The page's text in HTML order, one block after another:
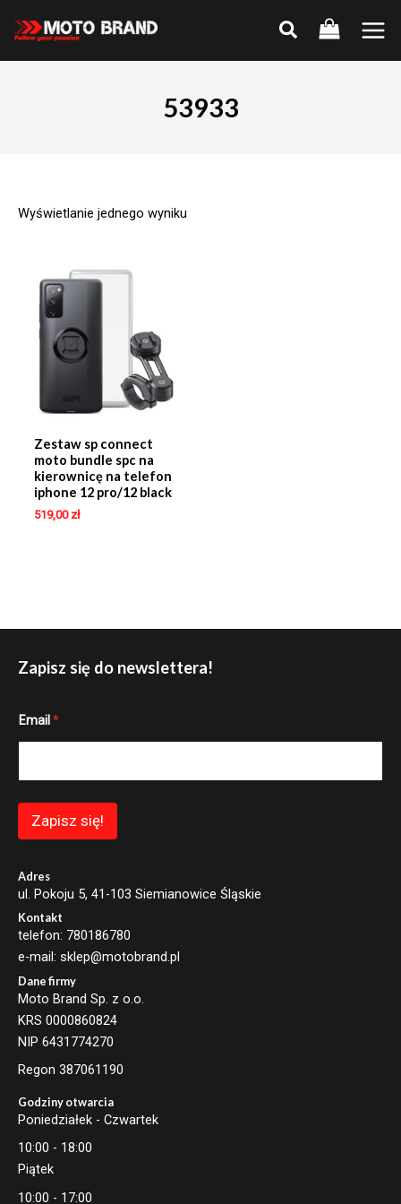
Main
53933
Wyświetlanie jednego wyniku
Zestaw sp connect
moto bundle spc na
kierownicę na telefon
iphone 12 pro/12 black
519,00 zł
Zapisz się do newslettera!
*
i
Email *
Zapisz się!
Adres
ul. Pokoju 5, 41-103 Siemianowice Śląskie
Kontakt
telefon: 780186780
e-mail: sklep@motobrand.pl
Dane firmy
Moto Brand Sp. z o.o.
KRS 0000860824
NIP 6431774270
Regon 387061190
Godziny otwarcia
Poniedziałek - Czwartek
10:00 - 18:00
Piątek
10:00 - 17:00